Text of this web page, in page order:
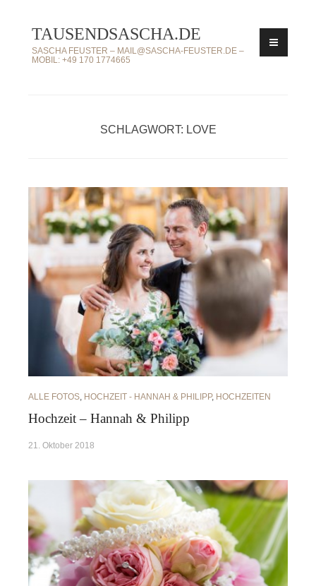
Inhalt
springen
TAUSENDSASCHA.DE
SASCHA FEUSTER – MAIL@SASCHA-FEUSTER.DE –
MOBIL: +49 170 1774665
SCHLAGWORT: LOVE
ALLE FOTOS HOCHZEIT - HANNAH & PHILIPP, HOCHZEITEN
Hochzeit – Hannah & Philipp
21. Oktober 2018